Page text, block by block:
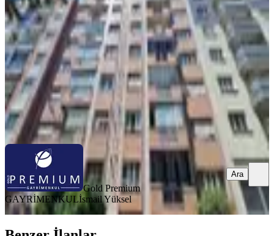
Efeler, Yedi Eylül Mahallesi
3+1
·240 m² ·5. Kat·20.05.2026
40.000 ₺
Gold Premium GAYRİMENKULİsmail Yüksel
Ara
Gold Premium
GAYRİMENKULİsmail Yüksel
Ara